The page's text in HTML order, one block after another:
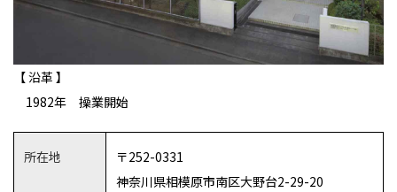
【 沿革 】
1982年 操業開始
所在地
〒252-0331
神奈川県相模原市南区大野台2-29-20